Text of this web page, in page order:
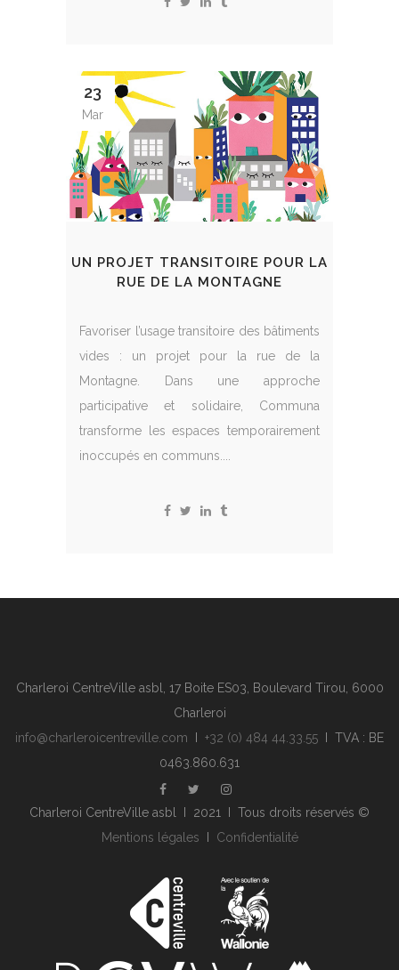
23
Mar
UN PROJET TRANSITOIRE POUR LA
RUE DE LA MONTAGNE
Favoriser l’usage transitoire des bâtiments
vides : un projet pour la rue de la
Montagne. Dans une approche
participative et solidaire, Communa
transforme les espaces temporairement
inoccupés en communs....
Charleroi CentreVille asbl, 17 Boite ES03, Boulevard Tirou, 6000
Charleroi
info@charleroicentreville.com
+32 (0) 484 44.33.55 I TVA : BE
0463.860.631
Charleroi CentreVille asbl I 2021 I Tous droits réservés ©
Mentions légales
Confidentialité